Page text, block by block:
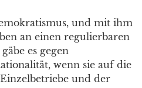
und mit ihm
an einen regulierbaren
es gegen
wenn sie auf die
und der